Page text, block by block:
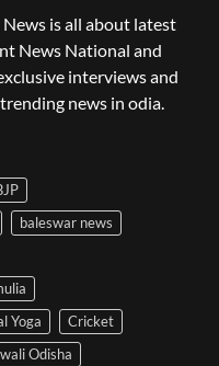
is all about latest
News National and
interviews and
news in odia.
baleswar news
Yoga
Cricket
Odisha